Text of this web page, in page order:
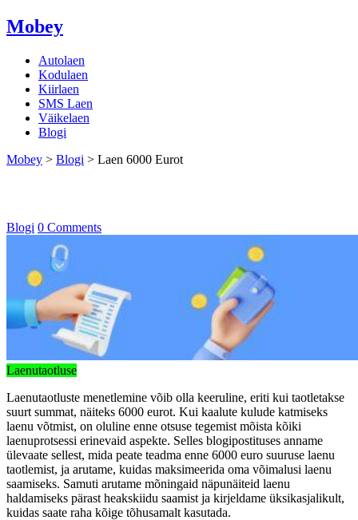
Mobey
Autolaen
Kodulaen
Kiirlaen
SMS Laen
Väikelaen
Blogi
Mobey > Blogi > Laen 6000 Eurot
Blogi 0 Comments
Laenutaotluse
Laenutaotluste menetlemine võib olla keeruline, eriti kui taotletakse
suurt summat, näiteks 6000 eurot. Kui kaalute kulude katmiseks
laenu võtmist, on oluline enne otsuse tegemist mõista kõiki
laenuprotsessi erinevaid aspekte. Selles blogipostituses anname
ülevaate sellest, mida peate teadma enne 6000 euro suuruse laenu
taotlemist, ja arutame, kuidas maksimeerida oma võimalusi laenu
saamiseks. Samuti arutame mõningaid näpunäiteid laenu
haldamiseks pärast heakskiidu saamist ja kirjeldame üksikasjalikult,
kuidas saate raha kõige tõhusamalt kasutada.